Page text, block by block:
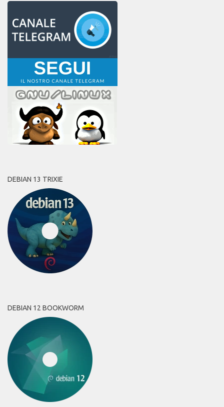
DEBIAN 13 TRIXIE
DEBIAN 12 BOOKWORM